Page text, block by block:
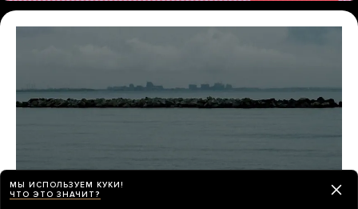
МЫ ИСПОЛЬЗУЕМ КУКИ!
ЧТО ЭТО ЗНАЧИТ?